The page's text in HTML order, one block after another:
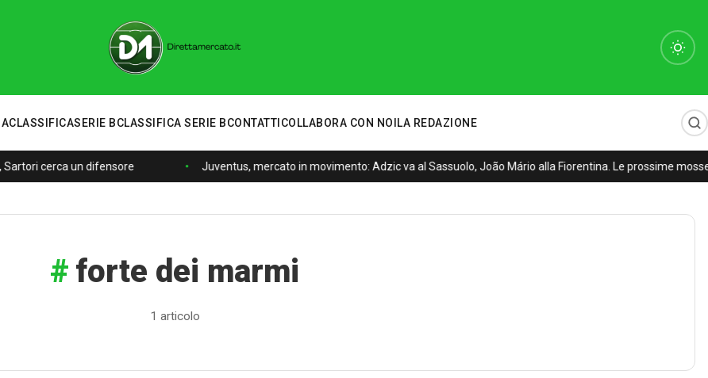
CLASSIFICASERIE BCLASSIFICA SERIE BCONTATTI COLLABORA CON NOI LA REDAZIONE
cerca un difensore Juventus, mercato in movimento: Adzic va al Sassuolo, João Mário alla Fiorentina. Le prossime
forte dei marmi
1 articolo